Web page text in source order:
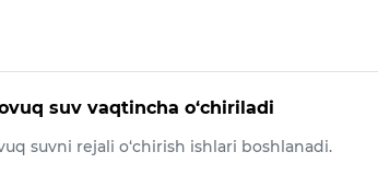
suv vaqtincha o‘chiriladi
suvni rejali o‘chirish ishlari boshlanadi.